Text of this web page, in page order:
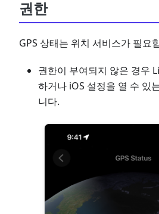
권한
GPS 상태는 위치 서비스가 필요
권한이 부여되지 않은 경우
하거나 iOS 설정을 열 수 있
니다.